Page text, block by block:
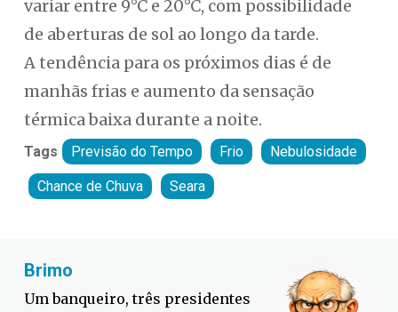
variar entre 9°C e 20°C, com possibilidade
de aberturas de sol ao longo da tarde.
A tendência para os próximos dias é de
manhãs frias e aumento da sensação
térmica baixa durante a noite.
Tags Previsão do Tempo Frio Nebulosidade
Chance de Chuva Seara
Defesa Civil lança campanha